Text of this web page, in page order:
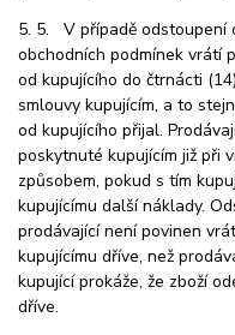
5. 5. V případě odstoupení
obchodních podmínek vrátí
od kupujícího do čtrnácti
smlouvy kupujícím, a to
od kupujícího přijal.
poskytnuté kupujícím již při
způsobem, pokud s tím
kupujícímu další náklady.
prodávající není povinen
kupujícímu dříve, než
kupující prokáže, že zboží
dříve.